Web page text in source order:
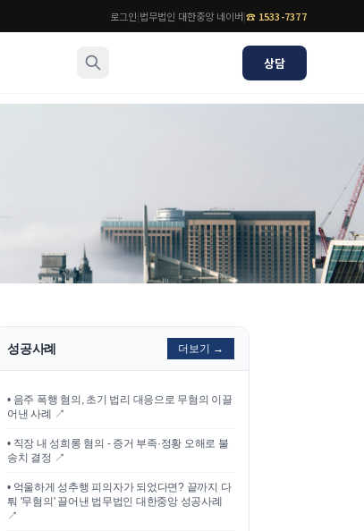
로그인|법무법인 대한중앙 네이버|☎ 1533-7377
상담
법률 블로그
법률서식
뉴스레터/브로슈어
성공사례 더보기 →
• 음주 폭행 혐의, 초기 법리 대응으로 무혐의 이끌
어낸 사례
↗
• 직장 내 성희롱 혐의 - 증거 부족·정황 오해로 불
송치 결정 ↗
• 억울하게 성추행 피의자가 되었다면? 끝까지 다
퉈 '무혐의' 끌어낸 법무법인 대한중앙 성공사례
↗